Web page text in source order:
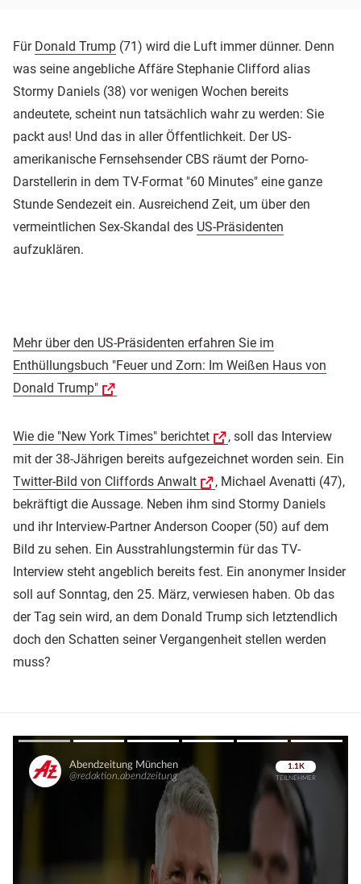
Für Donald Trump (71) wird die Luft immer dünner. Denn
was seine angebliche Affäre Stephanie Clifford alias
Stormy Daniels (38) vor wenigen Wochen bereits
andeutete, scheint nun tatsächlich wahr zu werden: Sie
packt aus! Und das in aller Öffentlichkeit. Der US-
amerikanische Fernsehsender CBS räumt der Porno-
Darstellerin in dem TV-Format "60 Minutes" eine ganze
Stunde Sendezeit ein. Ausreichend Zeit, um über den
vermeintlichen Sex-Skandal des US-Präsidenten
aufzuklären.
Mehr über den US-Präsidenten erfahren Sie im
Enthüllungsbuch "Feuer und Zorn: Im Weißen Haus von
Donald Trump"
Wie die "New York Times" berichtet
, soll das Interview
mit der 38-Jährigen bereits aufgezeichnet worden sein. Ein
Twitter-Bild von Cliffords Anwalt
, Michael Avenatti (47),
bekräftigt die Aussage. Neben ihm sind Stormy Daniels
und ihr Interview-Partner Anderson Cooper (50) auf dem
Bild zu sehen. Ein Ausstrahlungstermin für das TV-
Interview steht angeblich bereits fest. Ein anonymer Insider
soll auf Sonntag, den 25. März, verwiesen haben. Ob das
der Tag sein wird, an dem Donald Trump sich letztendlich
doch den Schatten seiner Vergangenheit stellen werden
muss?
Überspringen